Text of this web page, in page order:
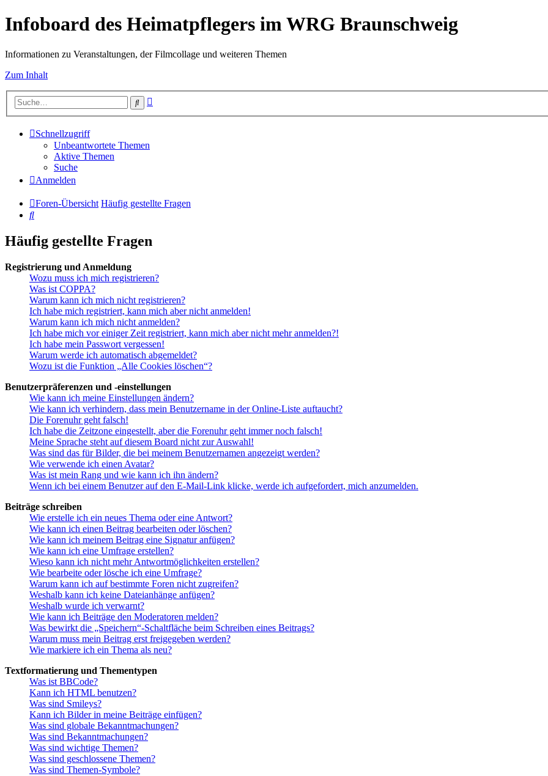
Infoboard des Heimatpflegers im WRG Braunschweig
Informationen zu Veranstaltungen, der Filmcollage und weiteren Themen
Zum Inhalt
Suche
Schnellzugriff
Unbeantwortete Themen
Aktive Themen
Suche
Anmelden
Foren-Übersicht Häufig gestellte Fragen
Suche
Häufig gestellte Fragen
Registrierung und Anmeldung
Wozu muss ich mich registrieren?
Was ist COPPA?
Warum kann ich mich nicht registrieren?
Ich habe mich registriert, kann mich aber nicht anmelden!
Warum kann ich mich nicht anmelden?
Ich habe mich vor einiger Zeit registriert, kann mich aber nicht mehr anmelden?!
Ich habe mein Passwort vergessen!
Warum werde ich automatisch abgemeldet?
Wozu ist die Funktion „Alle Cookies löschen“?
Benutzerpräferenzen und -einstellungen
Wie kann ich meine Einstellungen ändern?
Wie kann ich verhindern, dass mein Benutzername in der Online-Liste auftaucht?
Die Forenuhr geht falsch!
Ich habe die Zeitzone eingestellt, aber die Forenuhr geht immer noch falsch!
Meine Sprache steht auf diesem Board nicht zur Auswahl!
Was sind das für Bilder, die bei meinem Benutzernamen angezeigt werden?
Wie verwende ich einen Avatar?
Was ist mein Rang und wie kann ich ihn ändern?
Wenn ich bei einem Benutzer auf den E-Mail-Link klicke, werde ich aufgefordert, mich anzumelden.
Beiträge schreiben
Wie erstelle ich ein neues Thema oder eine Antwort?
Wie kann ich einen Beitrag bearbeiten oder löschen?
Wie kann ich meinem Beitrag eine Signatur anfügen?
Wie kann ich eine Umfrage erstellen?
Wieso kann ich nicht mehr Antwortmöglichkeiten erstellen?
Wie bearbeite oder lösche ich eine Umfrage?
Warum kann ich auf bestimmte Foren nicht zugreifen?
Weshalb kann ich keine Dateianhänge anfügen?
Weshalb wurde ich verwarnt?
Wie kann ich Beiträge den Moderatoren melden?
Was bewirkt die „Speichern“-Schaltfläche beim Schreiben eines Beitrags?
Warum muss mein Beitrag erst freigegeben werden?
Wie markiere ich ein Thema als neu?
Textformatierung und Thementypen
Was ist BBCode?
Kann ich HTML benutzen?
Was sind Smileys?
Kann ich Bilder in meine Beiträge einfügen?
Was sind globale Bekanntmachungen?
Was sind Bekanntmachungen?
Was sind wichtige Themen?
Was sind geschlossene Themen?
Was sind Themen-Symbole?